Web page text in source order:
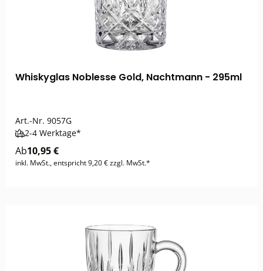
Whiskyglas Noblesse Gold, Nachtmann - 295ml
Art.-Nr. 9057G
2-4 Werktage*
Ab10,95 €
inkl. MwSt., entspricht 9,20 € zzgl. MwSt.*